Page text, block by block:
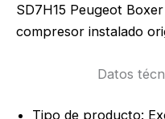
SD7H15 Peugeot
compresor instalado
Datos
Tipo de producto: